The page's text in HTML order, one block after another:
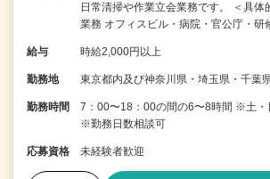
日常清掃や作業立会業務です。 ＜具体
業務 オフィスビル・病院・官公庁・
給与 時給2,000円以上
勤務地 東京都内及び神奈川県・埼玉県・千葉
勤務時間
7：00〜18：00の間の6〜8時間 ※土・
※勤務日数相談可
応募資格 未経験者歓迎